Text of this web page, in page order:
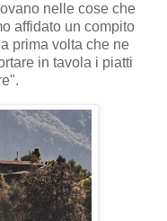
nelle cose che
affidato un compito
prima volta che ne
in tavola i piatti